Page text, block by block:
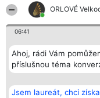
ORLOVÉ
06:41
Ahoj, rádi Vám
příslušnou téma
Jsem laureát, chci
Bright Side Solutions sp. z o.
o. sp. k.